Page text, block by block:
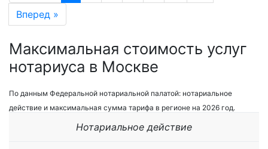
Вперед »
Максимальная стоимость услуг
нотариуса в Москве
По данным Федеральной нотариальной палатой: нотариальное
действие и максимальная сумма тарифа в регионе на 2026 год.
Нотариальное действие